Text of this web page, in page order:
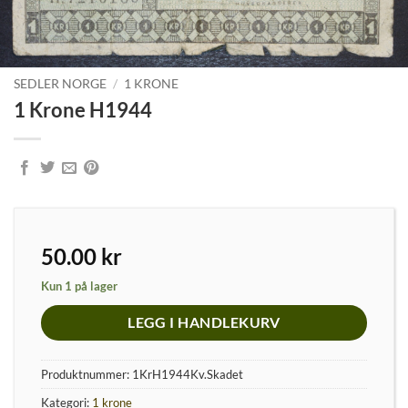
SEDLER NORGE / 1 KRONE
1 Krone H1944
50.00 kr
Kun 1 på lager
LEGG I HANDLEKURV
Produktnummer: 1KrH1944Kv.Skadet
Kategori: 1 krone